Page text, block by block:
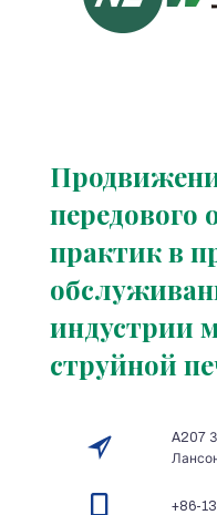
практик в
индустрии
струйной
A207
+86-